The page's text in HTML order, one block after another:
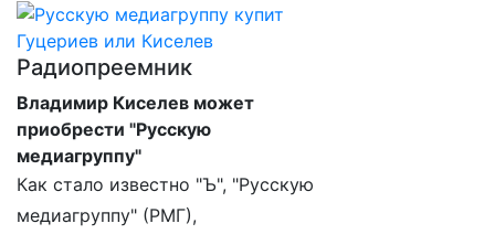
Радиопреемник
Владимир Киселев может
приобрести "Русскую
медиагруппу"
Как стало известно "Ъ", "Русскую
медиагруппу" (РМГ),